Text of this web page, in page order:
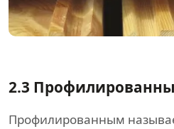
2.3
Профилированным